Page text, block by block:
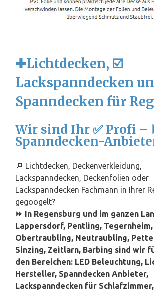
✚Lichtdecken, ☑️
Lackspanndecken
Spanndecken für
Wir sind Ihr ✅ Profi –
Spanndecken-
🔎 Lichtdecken, Deckenverkleidung,
Lackspanndecken, Deckenfolien oder
Lackspanndecken Fachmann in Ihrer
gegoogelt?
⏩ In Regensburg und im ganzen
Lappersdorf, Pentling, Tegernheim,
Obertraubling, Neutraubling,
Sinzing, Zeitlarn, Barbing sind wir
den Bereichen: LED Beleuchtung,
Hersteller, Spanndecken Anbieter,
Lackspanndecken für Schlafzimmer,